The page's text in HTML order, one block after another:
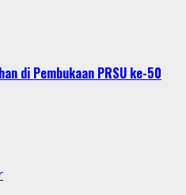
di Pembukaan PRSU ke-50